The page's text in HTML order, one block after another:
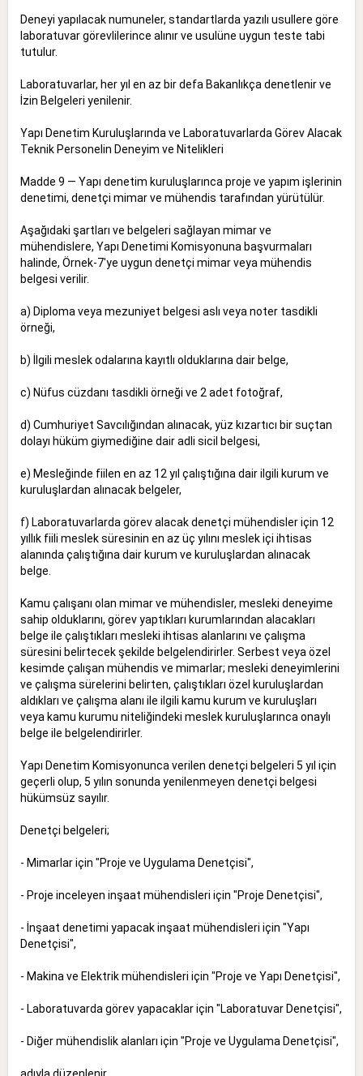
Deneyi yapılacak numuneler, standartlarda yazılı usullere göre
laboratuvar görevlilerince alınır ve usulüne uygun teste tabi
tutulur.
Laboratuvarlar, her yıl en az bir defa Bakanlıkça denetlenir ve
İzin Belgeleri yenilenir.
Yapı Denetim Kuruluşlarında ve Laboratuvarlarda Görev Alacak
Teknik Personelin Deneyim ve Nitelikleri
Madde 9 — Yapı denetim kuruluşlarınca proje ve yapım işlerinin
denetimi, denetçi mimar ve mühendis tarafından yürütülür.
Aşağıdaki şartları ve belgeleri sağlayan mimar ve
mühendislere, Yapı Denetimi Komisyonuna başvurmaları
halinde, Örnek-7'ye uygun denetçi mimar veya mühendis
belgesi verilir.
a) Diploma veya mezuniyet belgesi aslı veya noter tasdikli
örneği,
b) İlgili meslek odalarına kayıtlı olduklarına dair belge,
c) Nüfus cüzdanı tasdikli örneği ve 2 adet fotoğraf,
d) Cumhuriyet Savcılığından alınacak, yüz kızartıcı bir suçtan
dolayı hüküm giymediğine dair adli sicil belgesi,
e) Mesleğinde fiilen en az 12 yıl çalıştığına dair ilgili kurum ve
kuruluşlardan alınacak belgeler,
f) Laboratuvarlarda görev alacak denetçi mühendisler için 12
yıllık fiili meslek süresinin en az üç yılını meslek içi ihtisas
alanında çalıştığına dair kurum ve kuruluşlardan alınacak
belge.
Kamu çalışanı olan mimar ve mühendisler, mesleki deneyime
sahip olduklarını, görev yaptıkları kurumlarından alacakları
belge ile çalıştıkları mesleki ihtisas alanlarını ve çalışma
süresini belirtecek şekilde belgelendirirler. Serbest veya özel
kesimde çalışan mühendis ve mimarlar; mesleki deneyimlerini
ve çalışma sürelerini belirten, çalıştıkları özel kuruluşlardan
aldıkları ve çalışma alanı ile ilgili kamu kurum ve kuruluşları
veya kamu kurumu niteliğindeki meslek kuruluşlarınca onaylı
belge ile belgelendirirler.
Yapı Denetim Komisyonunca verilen denetçi belgeleri 5 yıl için
geçerli olup, 5 yılın sonunda yenilenmeyen denetçi belgesi
hükümsüz sayılır.
Denetçi belgeleri;
- Mimarlar için "Proje ve Uygulama Denetçisi",
- Proje inceleyen inşaat mühendisleri için "Proje Denetçisi",
- İnşaat denetimi yapacak inşaat mühendisleri için "Yapı
Denetçisi",
- Makina ve Elektrik mühendisleri için "Proje ve Yapı Denetçisi",
- Laboratuvarda görev yapacaklar için "Laboratuvar Denetçisi",
- Diğer mühendislik alanları için "Proje ve Uygulama Denetçisi",